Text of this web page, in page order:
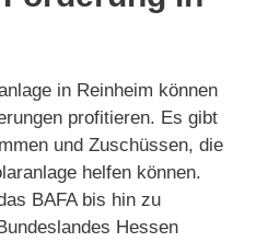
in Reinheim können
profitieren. Es gibt
und Zuschüssen, die
helfen können.
BAFA bis hin zu
Hessen